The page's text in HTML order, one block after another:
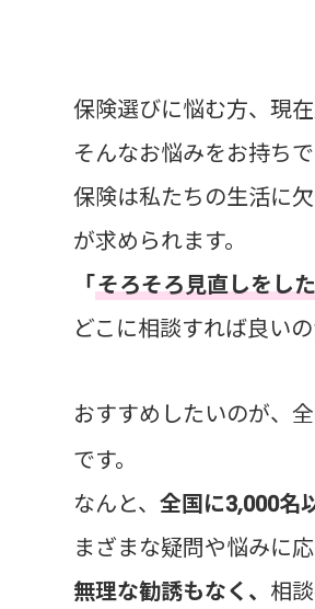
保険選びに悩む方、現
そんなお悩みをお持ち
保険は私たちの生活に
が求められます。
「そろそろ見直しをし
どこに相談すれば良い
おすすめしたいのが、
です。
なんと、全国に3,000名
まざまな疑問や悩みに
無理な勧誘もなく、 相